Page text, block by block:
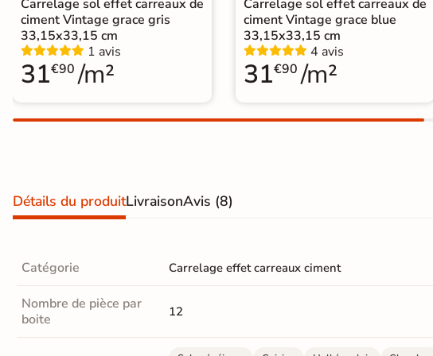
Carrelage extra fin
Voir tous les
formats
Carrelage brillant
Carrelage sol effet carreaux de
ciment Vintage grace gris
33,15x33,15 cm
1 avis
31€90 /m²
Carrelage sol effet carreaux de
ciment Vintage grace blue
33,15x33,15 cm
4 avis
31€90 /m²
Détails du produitLivraisonAvis (8)
Catégorie Carrelage effet carreaux ciment
Nombre de pièce par
boite
12